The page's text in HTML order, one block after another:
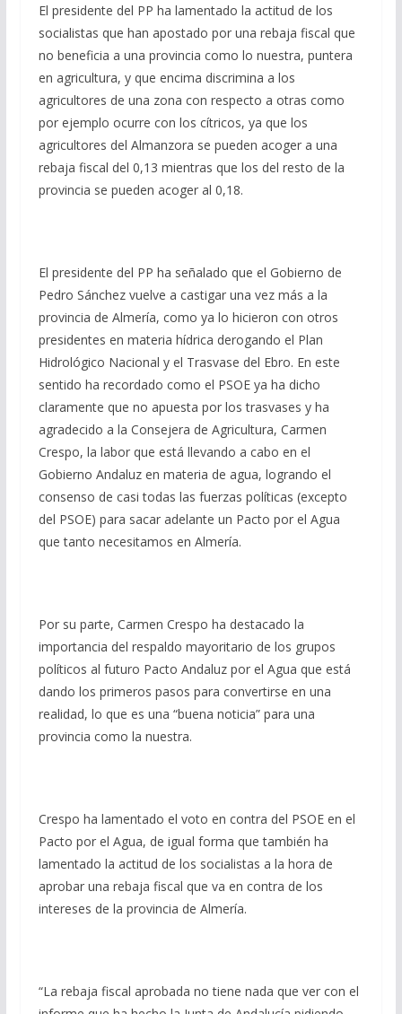
El presidente del PP ha lamentado la actitud de los
socialistas que han apostado por una rebaja fiscal que
no beneficia a una provincia como lo nuestra, puntera
en agricultura, y que encima discrimina a los
agricultores de una zona con respecto a otras como
por ejemplo ocurre con los cítricos, ya que los
agricultores del Almanzora se pueden acoger a una
rebaja fiscal del 0,13 mientras que los del resto de la
provincia se pueden acoger al 0,18.
El presidente del PP ha señalado que el Gobierno de
Pedro Sánchez vuelve a castigar una vez más a la
provincia de Almería, como ya lo hicieron con otros
presidentes en materia hídrica derogando el Plan
Hidrológico Nacional y el Trasvase del Ebro. En este
sentido ha recordado como el PSOE ya ha dicho
claramente que no apuesta por los trasvases y ha
agradecido a la Consejera de Agricultura, Carmen
Crespo, la labor que está llevando a cabo en el
Gobierno Andaluz en materia de agua, logrando el
consenso de casi todas las fuerzas políticas (excepto
del PSOE) para sacar adelante un Pacto por el Agua
que tanto necesitamos en Almería.
Por su parte, Carmen Crespo ha destacado la
importancia del respaldo mayoritario de los grupos
políticos al futuro Pacto Andaluz por el Agua que está
dando los primeros pasos para convertirse en una
realidad, lo que es una “buena noticia” para una
provincia como la nuestra.
Crespo ha lamentado el voto en contra del PSOE en el
Pacto por el Agua, de igual forma que también ha
lamentado la actitud de los socialistas a la hora de
aprobar una rebaja fiscal que va en contra de los
intereses de la provincia de Almería.
“La rebaja fiscal aprobada no tiene nada que ver con el